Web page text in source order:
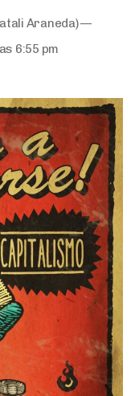
Araneda) —
6:55 pm